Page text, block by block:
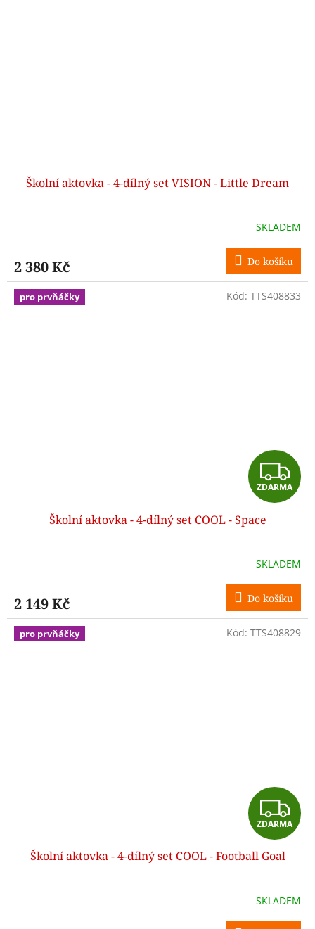
Školní aktovka - 4-dílný set VISION - Little Dream
SKLADEM
2 380 Kč Do košíku
pro prvňáčky
Z
D
R
M
A
ZDARMA
Školní aktovka - 4-dílný set COOL - Space
SKLADEM
2 149 Kč Do košíku
Kód: TTS408833
pro prvňáčky
Z
D
R
ZDARMA
Školní aktovka - 4-dílný set COOL - Football Goal
SKLADEM
Kód: TTS408829